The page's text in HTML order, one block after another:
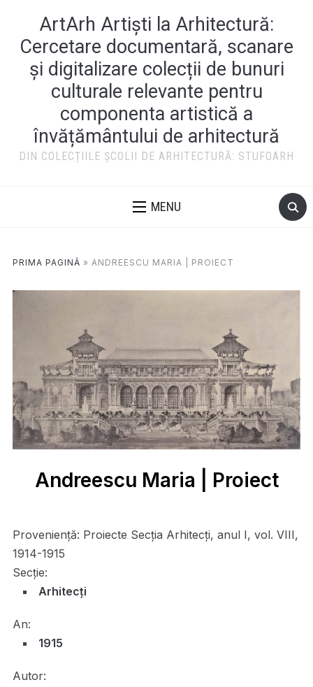
ArtArh Artiști la Arhitectură:
Cercetare documentară, scanare
și digitalizare colecții de bunuri
culturale relevante pentru
componenta artistică a
învățământului de arhitectură
DIN COLECȚIILE ȘCOLII DE ARHITECTURĂ: STUFOARH
MENU
PRIMA PAGINĂ » ANDREESCU MARIA | PROIECT
Andreescu Maria | Proiect
Proveniență: Proiecte Secția Arhitecți, anul I, vol. VIII,
1914-1915
Secție:
Arhitecți
An:
1915
Autor: